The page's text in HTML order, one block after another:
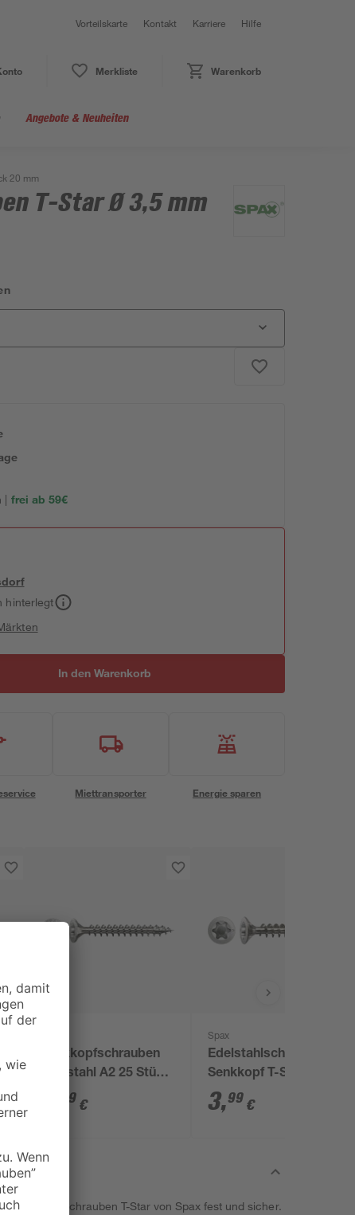
Vorteilskarte Kontakt Karriere Hilfe
Merkliste Warenkorb
Angebote & Neuheiten
20 mm
T-Star Ø 3,5 mm
| frei ab 59€
hinterlegt
In den Warenkorb
Miettransporter Energie sparen
Senkkopfschrauben
Edelstahl A2 25 Stück
Ø 4 x 25 mm
59 €
Spax
Edelstahlschraube
Senkkopf T-Star plus
T10 Ø 3 x 20 mm 25
Stück
3,99 €
Senkkopfschrauben T-Star von Spax fest und sicher.